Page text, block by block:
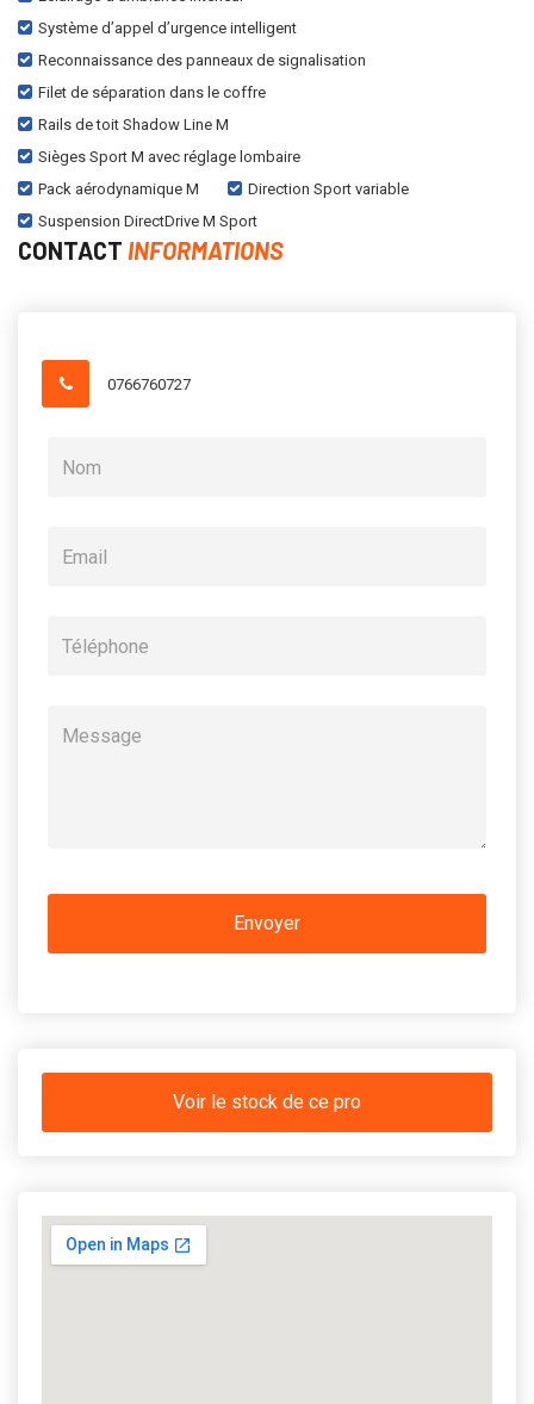
Système d’appel d’urgence intelligent
Reconnaissance des panneaux de signalisation
Filet de séparation dans le coffre
Rails de toit Shadow Line M
Sièges Sport M avec réglage lombaire
Pack aérodynamique M
Direction Sport variable
Suspension DirectDrive M Sport
CONTACT INFORMATIONS
0766760727
Voir le stock de ce pro